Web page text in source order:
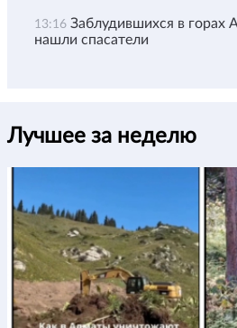
13:16 Заблудившихся в горах
нашли спасатели
Лучшее за неделю